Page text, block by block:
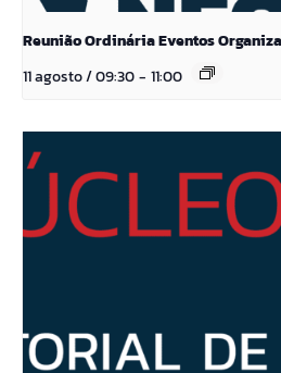
Reunião Ordinária Eventos
11 agosto / 09:30- 11:00